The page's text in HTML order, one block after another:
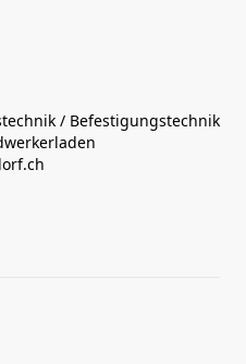
/ Befestigungstechnik